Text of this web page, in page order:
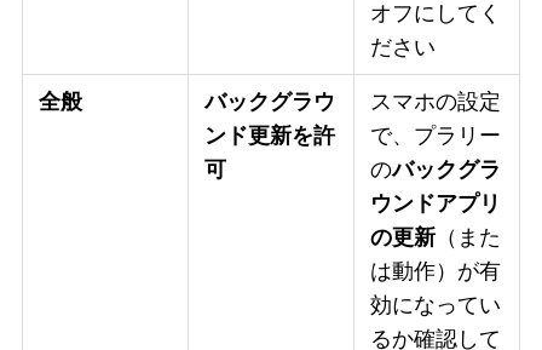
オフにしてく
ださい
全般
バックグラウ
ンド更新を許
可
スマホの設定
で、プラリー
のバックグラ
ウンドアプリ
の更新 （また
は動作）が有
効になってい
るか確認して